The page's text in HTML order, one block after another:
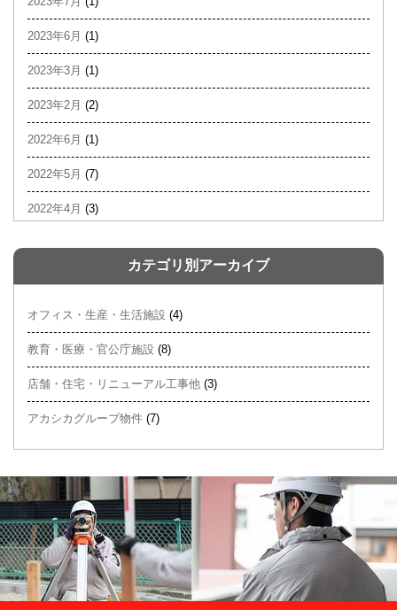
2023年6月 (1)
2023年3月 (1)
2023年2月 (2)
2022年6月 (1)
2022年5月 (7)
2022年4月 (3)
カテゴリ別アーカイブ
オフィス・生産・生活施設 (4)
教育・医療・官公庁施設 (8)
店舗・住宅・リニューアル工事他 (3)
アカシカグループ物件 (7)